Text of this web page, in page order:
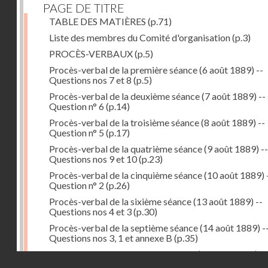
PAGE DE TITRE
TABLE DES MATIÈRES (p.71)
Liste des membres du Comité d'organisation(p.3)
PROCÈS-VERBAUX(p.5)
Procès-verbal de la première séance (6 août 1889) --
Questions nos 7 et 8 (p.5)
Procès-verbal de la deuxième séance (7 août 1889) --
Question n° 6 (p.14)
Procès-verbal de la troisième séance (8 août 1889) --
Question n° 5 (p.17)
Procès-verbal de la quatrième séance (9 août 1889) --
Questions nos 9 et 10(p.23)
Procès-verbal de la cinquième séance (10 août 1889)
Question n° 2 (p.26)
Procès-verbal de la sixième séance (13 août 1889) --
Questions nos 4 et 3(p.30)
Procès-verbal de la septième séance (14 août 1889)
Questions nos 3, 1 et annexe B (p.35)
Procès-verbal de la huitième séance (16 août 1889) --